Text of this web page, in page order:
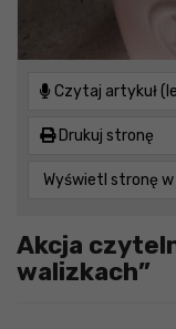
Czytaj artykuł
Drukuj stronę
Wyświetl stronę
Akcja
walizkach”